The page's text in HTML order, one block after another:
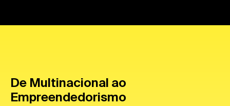
De Multinacional ao
Empreendedorismo